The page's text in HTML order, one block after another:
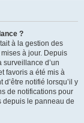
?
à la gestion des
à jour. Depuis
d’un
favoris a été mis à
notifié lorsqu’il y
de notifications pour
depuis le panneau de